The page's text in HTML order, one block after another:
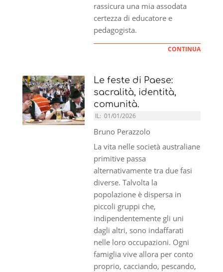
rassicura una mia assodata
certezza di educatore e
pedagogista.
CONTINUA
Le feste di Paese:
sacralità, identità,
comunità.
IL: 01/01/2026
Bruno Perazzolo
La vita nelle società australiane
primitive passa
alternativamente tra due fasi
diverse. Talvolta la
popolazione è dispersa in
piccoli gruppi che,
indipendentemente gli uni
dagli altri, sono indaffarati
nelle loro occupazioni. Ogni
famiglia vive allora per conto
proprio, cacciando, pescando,